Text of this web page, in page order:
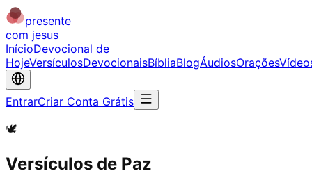
presente
com jesus
InícioDevocional de
HojeVersículosDevocionaisBíbliaBlogÁudiosOrações
EntrarCriar Conta Grátis
🕊️
Versículos de Paz